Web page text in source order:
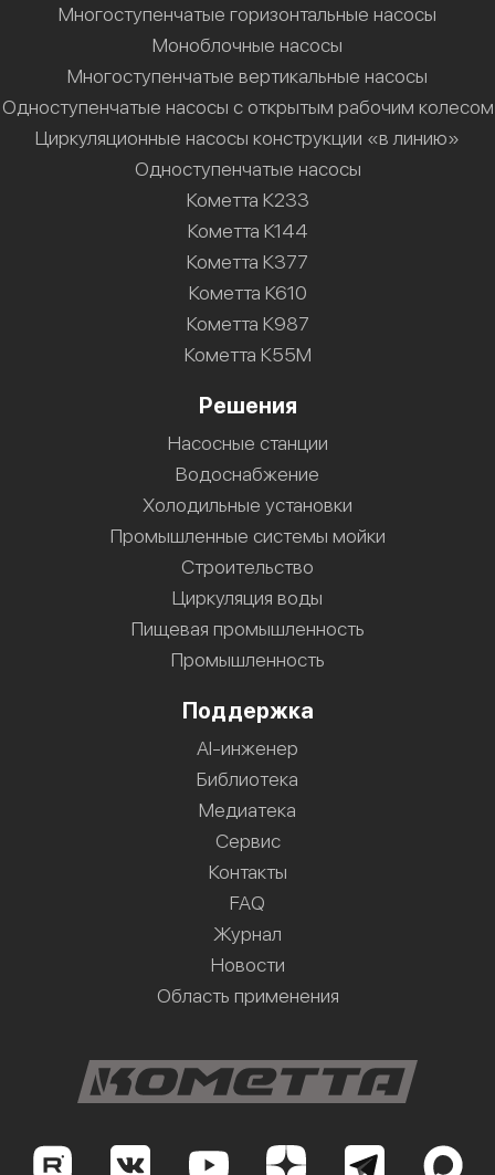
Многоступенчатые горизонтальные насосы
Моноблочные насосы
Многоступенчатые вертикальные насосы
Одноступенчатые насосы с открытым рабочим колесом
Циркуляционные насосы конструкции «в линию»
Одноступенчатые насосы
Кометта К233
Кометта К144
Кометта К377
Кометта К610
Кометта К987
Кометта К55М
Решения
Насосные станции
Водоснабжение
Холодильные установки
Промышленные системы мойки
Строительство
Циркуляция воды
Пищевая промышленность
Промышленность
Поддержка
AI-инженер
Библиотека
Медиатека
Сервис
Контакты
FAQ
Журнал
Новости
Область применения